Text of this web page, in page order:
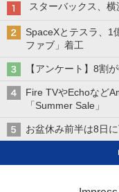
スターバックス、
SpaceXとテスラ、1
ファブ」着工
【アンケート】8割
Fire TVやEchoなど
「Summer Sale」
お盆休み前半は8日